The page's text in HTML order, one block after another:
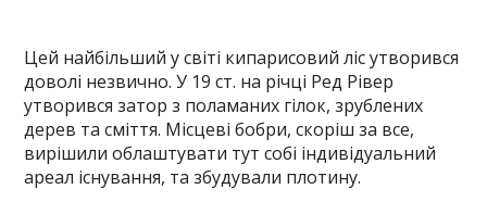
Цей найбільший у світі кипарисовий ліс утворився
доволі незвично. У 19 ст. на річці Ред Рівер
утворився затор з поламаних гілок, зрублених
дерев та сміття. Місцеві бобри, скоріш за все,
вирішили облаштувати тут собі індивідуальний
ареал існування, та збудували плотину.